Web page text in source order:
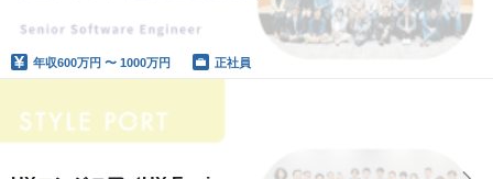
年収600万円 〜 1000万円 正社員